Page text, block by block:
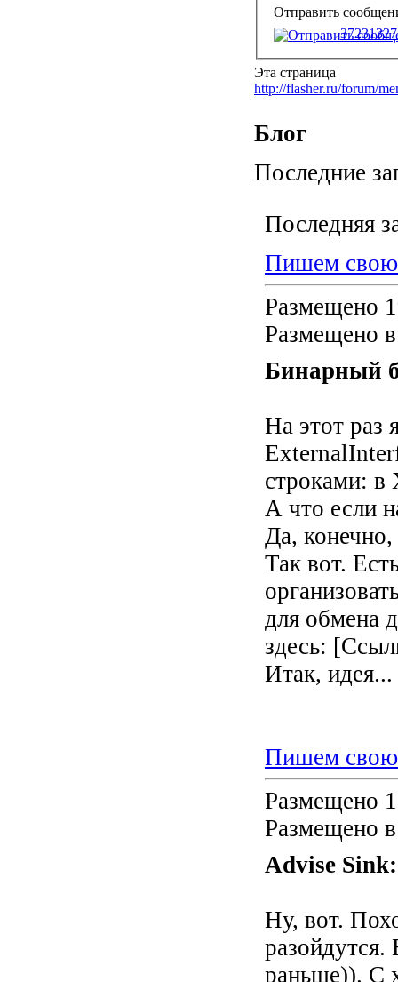
Отправить
Эта страница
http://flasher.ru/forum/
Блог
Последние
Последняя
Пишем свою
Размещено
Размещено в
Бинарный
На этот раз
строками: в
А что если
Да,
Так вот.
для обмена
здесь:
Итак, идея...
Пишем свою
Размещено
Размещено в
Advise
Ну, вот.
разойдутся.
раньше)). С